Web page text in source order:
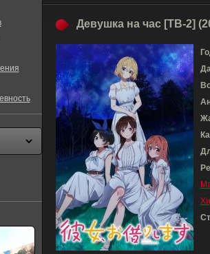
Девушка на час [ТВ-2]